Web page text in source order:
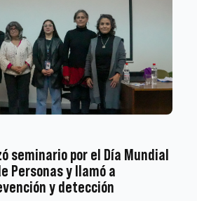
seminario por el Día Mundial
Personas y llamó a
y detección